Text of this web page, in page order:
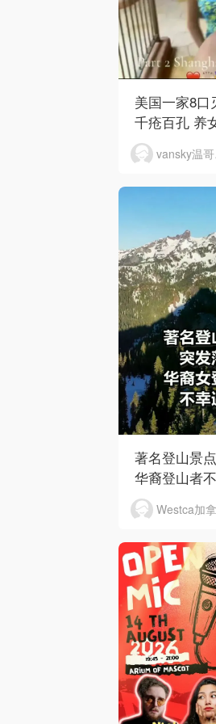
美国一家8口
千疮百孔 养
著名登山景
华裔登山者